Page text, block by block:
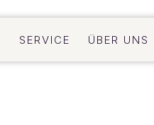
SERVICE ÜBER UNS